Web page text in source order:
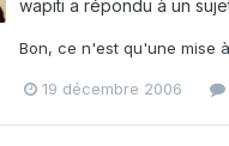
wapiti a répondu à un
Bon, ce n'est qu'une mise
19 décembre 2006